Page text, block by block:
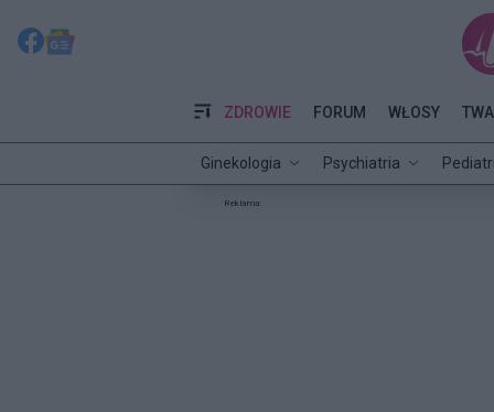
ZDROWIE
Ginekologia Psychiatria
FORUM WŁOSY
Reklama: